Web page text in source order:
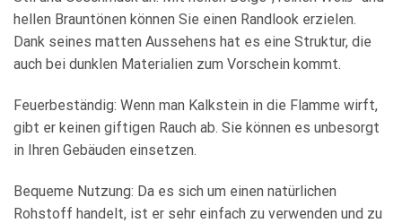
hellen Brauntönen können Sie einen Randlook erzielen.
Dank seines matten Aussehens hat es eine Struktur, die
auch bei dunklen Materialien zum Vorschein kommt.
Feuerbeständig: Wenn man Kalkstein in die Flamme wirft,
gibt er keinen giftigen Rauch ab. Sie können es unbesorgt
in Ihren Gebäuden einsetzen.
Bequeme Nutzung: Da es sich um einen natürlichen
Rohstoff handelt, ist er sehr einfach zu verwenden und zu